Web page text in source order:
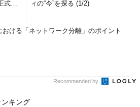
式リ
ィの“今”を探る (1/2)
おける「ネットワーク分離」のポイント
Recommended by
キング